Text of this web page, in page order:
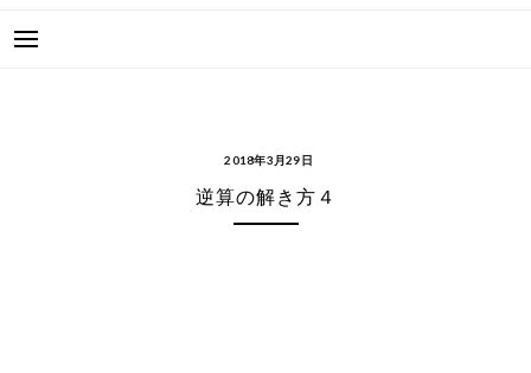
2018年3月29日
逆算の解き方４